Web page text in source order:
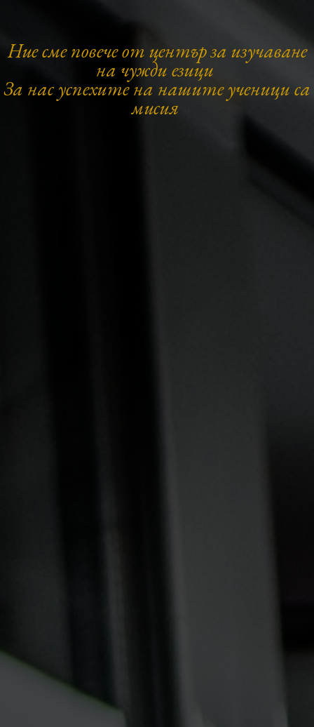
Ние сме повече от център за изучаване
на чужди езици
За нас успехите на нашите ученици са
мисия